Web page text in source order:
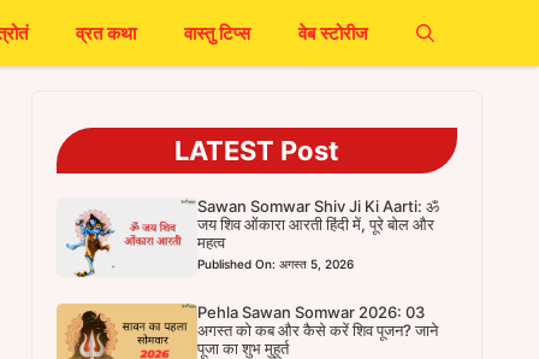
व्रत कथा वास्तु टिप्स वेब स्टोरीज
LATEST Post
Sawan Somwar Shiv Ji Ki Aarti: ॐ
जय शिव ओंकारा आरती हिंदी में, पूरे बोल और
महत्व
Published On: अगस्त 5, 2026
Pehla Sawan Somwar 2026: 03
अगस्त को कब और कैसे करें शिव पूजन? जाने
पूजा का शुभ मुहूर्त